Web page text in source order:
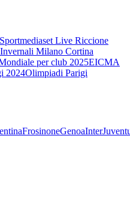
Sportmediaset Live Riccione
Milano Cortina
per club 2025EICMA
2024Olimpiadi Parigi
FrosinoneGenoaInter